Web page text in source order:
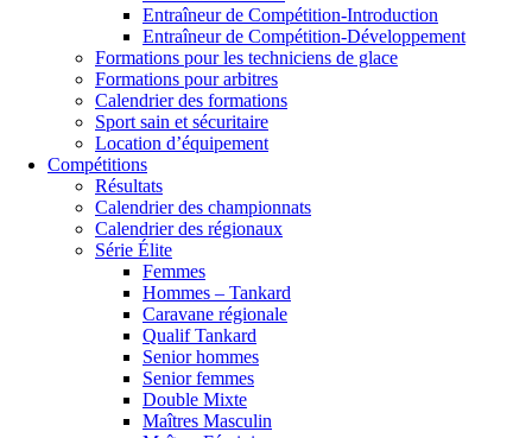
Entraîneur de Compétition-Introduction
Entraîneur de Compétition-Développement
Formations pour les techniciens de glace
Formations pour arbitres
Calendrier des formations
Sport sain et sécuritaire
Location d’équipement
Compétitions
Résultats
Calendrier des championnats
Calendrier des régionaux
Série Élite
Femmes
Hommes – Tankard
Caravane régionale
Qualif Tankard
Senior hommes
Senior femmes
Double Mixte
Maîtres Masculin